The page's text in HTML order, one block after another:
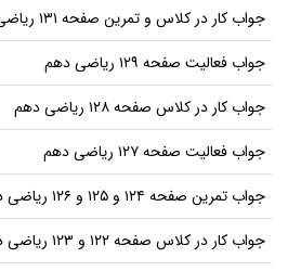
جواب کار در کلاس و تمرین صفحه ۱۳۱ ریاضی دهم
جواب فعالیت صفحه ۱۲۹ ریاضی دهم
جواب کار در کلاس صفحه ۱۲۸ ریاضی دهم
جواب فعالیت صفحه ۱۲۷ ریاضی دهم
جواب تمرین صفحه ۱۲۴ و ۱۲۵ و ۱۲۶ ریاضی دهم
جواب کار در کلاس صفحه ۱۲۲ و ۱۲۳ ریاضی دهم